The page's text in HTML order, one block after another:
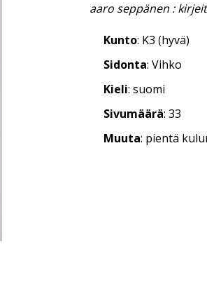
aaro seppänen :
Kunto: K3 (hyvä)
Sidonta: Vihko
Kieli: suomi
Sivumäärä: 33
Muuta: pientä